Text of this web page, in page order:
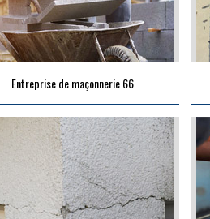
Entreprise de maçonnerie 66